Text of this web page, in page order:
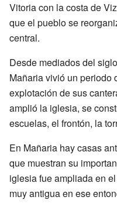
Vitoria con la costa de
que el pueblo se
central.
Desde mediados del siglo
Mañaria vivió un periodo
explotación de sus
amplió la iglesia, se
escuelas, el frontón, la
En Mañaria hay casas
que muestran su
iglesia fue ampliada en
muy antigua en ese